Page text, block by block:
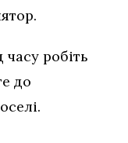
робіть
до